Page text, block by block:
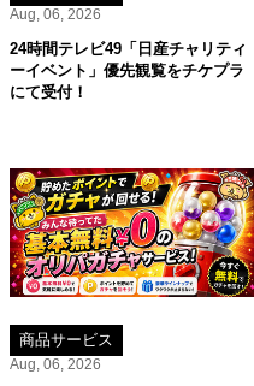
Aug, 06, 2026
24時間テレビ49「日産チャリティ
ーイベント」優先観覧をチケプラ
にて受付！
商品サービス
Aug, 06, 2026